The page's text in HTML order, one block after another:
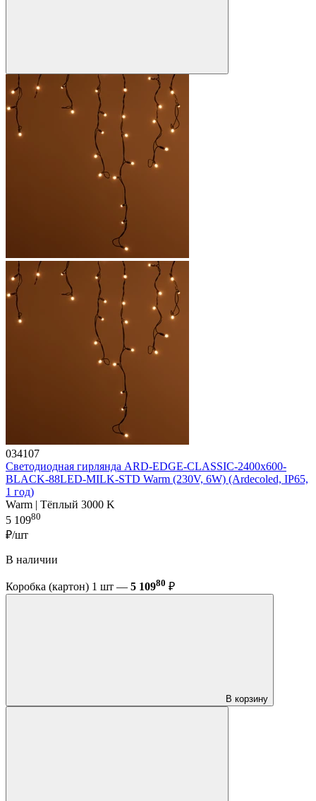
034107
Светодиодная гирлянда ARD-EDGE-CLASSIC-2400x600-
BLACK-88LED-MILK-STD Warm (230V, 6W) (Ardecoled, IP65,
1 год)
Warm | Тёплый 3000 K
5 10980
₽/шт
В наличии
Коробка (картон) 1 шт — 5 10980 ₽
В корзину